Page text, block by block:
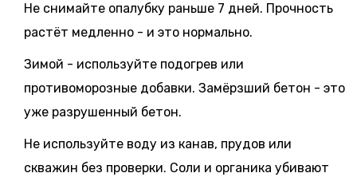
Не снимайте опалубку раньше 7 дней. Прочность
растёт медленно - и это нормально.
Зимой - используйте подогрев или
противоморозные добавки. Замёрзший бетон - это
уже разрушенный бетон.
Не используйте воду из канав, прудов или
скважин без проверки. Соли и органика убивают